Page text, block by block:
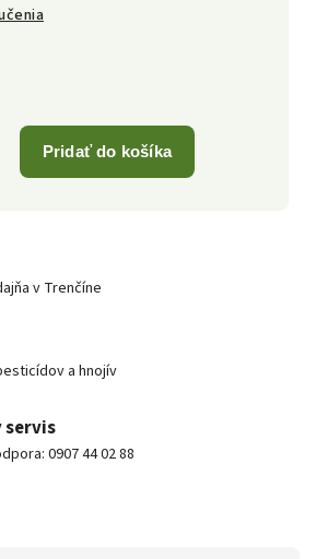
Pridať do košíka
v Trenčíne
a hnojív
servis
0907 44 02 88